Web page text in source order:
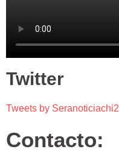
Twitter
Tweets by Seranoticiachi2
Contacto: